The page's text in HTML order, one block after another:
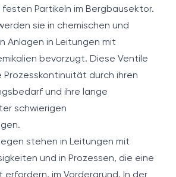
festen Partikeln im Bergbausektor.
sie in chemischen und
Anlagen in Leitungen mit
bevorzugt. Diese Ventile
durch ihren
und ihre lange
schwierigen
stehen in Leitungen mit
und in Prozessen, die eine